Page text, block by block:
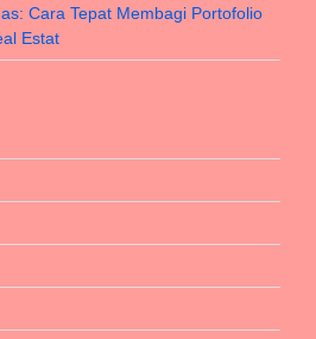
Cara Tepat Membagi Portofolio
Estat